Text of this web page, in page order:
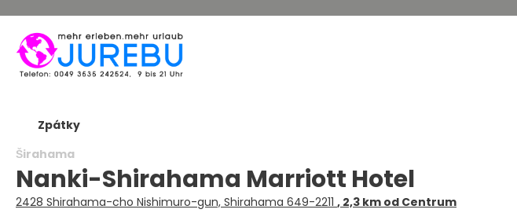
Zpátky
Širahama
Nanki-Shirahama Marriott Hotel
2428 Shirahama-cho Nishimuro-gun, Shirahama 649-2211 , 2,3 km od Centrum